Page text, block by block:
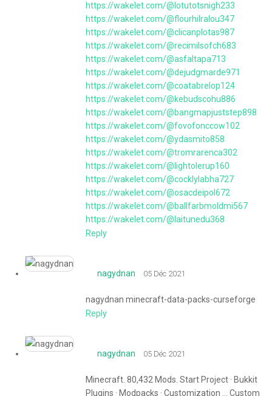
https://wakelet.com/@lotutotsnigh233
https://wakelet.com/@flourhilralou347
https://wakelet.com/@clicanplotas987
https://wakelet.com/@recimilsofch683
https://wakelet.com/@asfaltapa713
https://wakelet.com/@dejudgmarde971
https://wakelet.com/@coatabrelop124
https://wakelet.com/@kebudscohu886
https://wakelet.com/@bangmapjuststep898
https://wakelet.com/@fovofonccow102
https://wakelet.com/@ydasmito858
https://wakelet.com/@tromrarenca302
https://wakelet.com/@lightolerup160
https://wakelet.com/@cocklylabha727
https://wakelet.com/@osacdeipol672
https://wakelet.com/@ballfarbmoldmi567
https://wakelet.com/@laitunedu368
Reply
nagydnan 05 Déc 2021
nagydnan minecraft-data-packs-curseforge
Reply
nagydnan 05 Déc 2021
Minecraft. 80,432 Mods. Start Project · Bukkit
Plugins · Modpacks · Customization ... Custom